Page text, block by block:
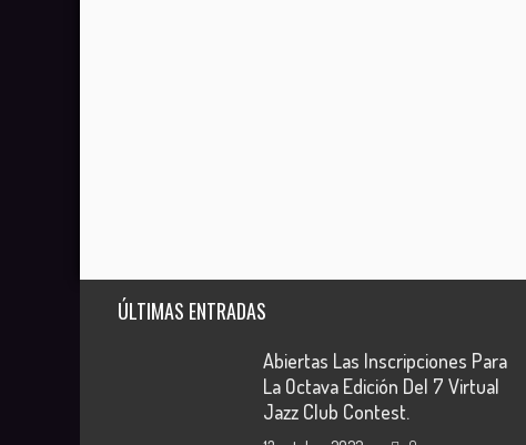
ÚLTIMAS ENTRADAS
Abiertas Las Inscripciones Para
La Octava Edición Del 7 Virtual
Jazz Club Contest.